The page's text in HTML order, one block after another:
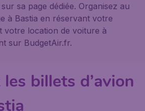
sa page dédiée. Organisez au
à Bastia en réservant votre
votre location de voiture à
sur BudgetAir.fr.
billets d’avion